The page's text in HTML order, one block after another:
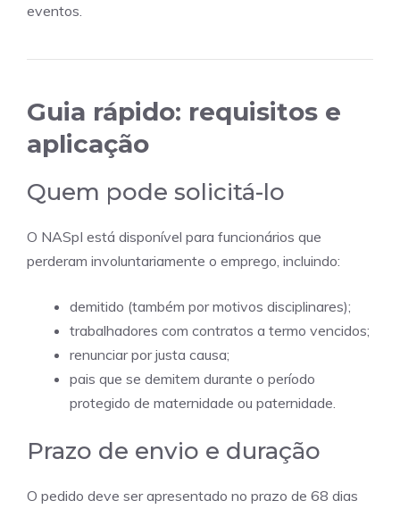
eventos.
Guia rápido: requisitos e
aplicação
Quem pode solicitá-lo
O NASpI está disponível para funcionários que
perderam involuntariamente o emprego, incluindo:
demitido (também por motivos disciplinares);
trabalhadores com contratos a termo vencidos;
renunciar por justa causa;
pais que se demitem durante o período
protegido de maternidade ou paternidade.
Prazo de envio e duração
O pedido deve ser apresentado no prazo de 68 dias